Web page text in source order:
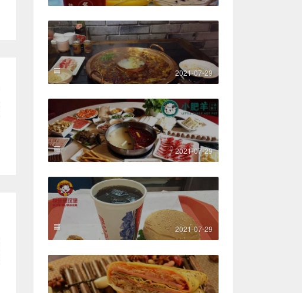
2021-07-29
2021-07-29
2021-07-29